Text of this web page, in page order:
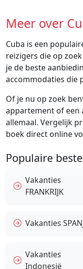
Meer over
Cuba is een
reizigers die op
je de beste
accommodaties die
Of je nu op zoek
appartement of een
allemaal. Vergelijk
boek direct online
Populaire
Vakanties
FRANKRIJK
Vakanties
Vakanties
Indonesië